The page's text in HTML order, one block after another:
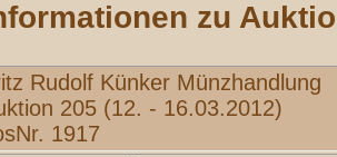
zu
Rudolf Künker Münzhandlung
205 (12. - 16.03.2012)
1917